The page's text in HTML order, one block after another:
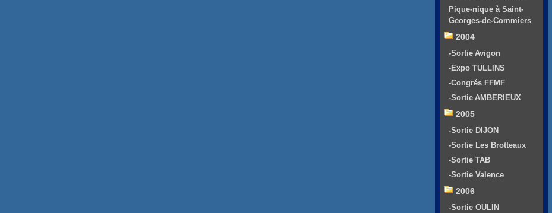
Pique-nique à Saint-
Georges-de-Commiers
2004
-Sortie Avigon
-Expo TULLINS
-Congrés FFMF
-Sortie AMBERIEUX
2005
-Sortie DIJON
-Sortie Les Brotteaux
-Sortie TAB
-Sortie Valence
2006
-Sortie OULIN